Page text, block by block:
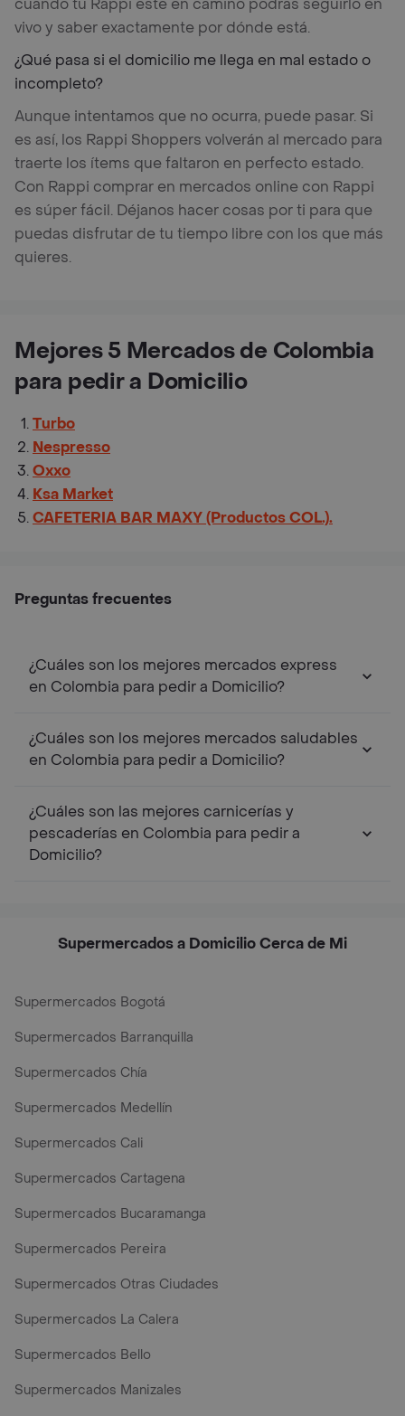
cuando tu Rappi esté en camino podrás seguirlo en
vivo y saber exactamente por dónde está.
¿Qué pasa si el domicilio me llega en mal estado o
incompleto?
Aunque intentamos que no ocurra, puede pasar. Si
es así, los Rappi Shoppers volverán al mercado para
traerte los ítems que faltaron en perfecto estado.
Con Rappi comprar en mercados online con Rappi
es súper fácil. Déjanos hacer cosas por ti para que
puedas disfrutar de tu tiempo libre con los que más
quieres.
Mejores 5 Mercados de Colombia
para pedir a Domicilio
Turbo
Nespresso
Oxxo
Ksa Market
CAFETERIA BAR MAXY (Productos COL.).
Preguntas frecuentes
¿Cuáles son los mejores mercados express
en Colombia para pedir a Domicilio?
¿Cuáles son los mejores mercados saludables
en Colombia para pedir a Domicilio?
¿Cuáles son las mejores carnicerías y
pescaderías en Colombia para pedir a
Domicilio?
Supermercados a Domicilio Cerca de Mi
Supermercados Bogotá
Supermercados Barranquilla
Supermercados Chía
Supermercados Medellín
Supermercados Cali
Supermercados Cartagena
Supermercados Bucaramanga
Supermercados Pereira
Supermercados Otras Ciudades
Supermercados La Calera
Supermercados Bello
Supermercados Manizales